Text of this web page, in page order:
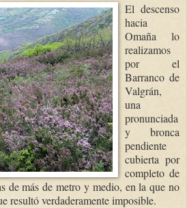
El descenso
hacia
Omaña lo
realizamos
por el
Barranco de
Valgrán,
una
pronunciada
y bronca
pendiente
cubierta por
completo de
de más de metro y medio, en la que no
resultó verdaderamente imposible.